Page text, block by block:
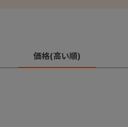
価格(高い順)